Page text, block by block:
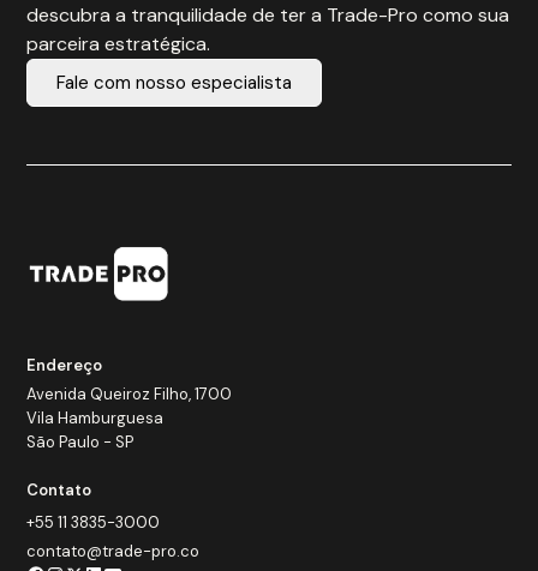
descubra a tranquilidade de ter a Trade-Pro como sua
parceira estratégica.
Fale com nosso especialista
Endereço
Avenida Queiroz Filho, 1700
Vila Hamburguesa
São Paulo - SP
Contato
+55 11 3835-3000
contato@trade-pro.co